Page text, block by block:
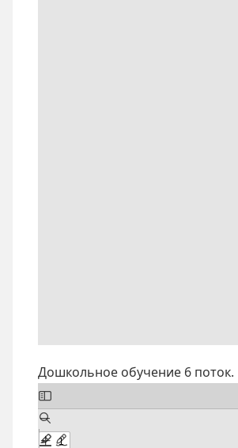
Дошкольное обучение 6 поток.